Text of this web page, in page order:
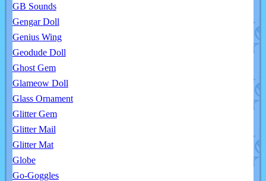
GB Sounds
Gengar Doll
Genius Wing
Geodude Doll
Ghost Gem
Glameow Doll
Glass Ornament
Glitter Gem
Glitter Mail
Glitter Mat
Globe
Go-Goggles